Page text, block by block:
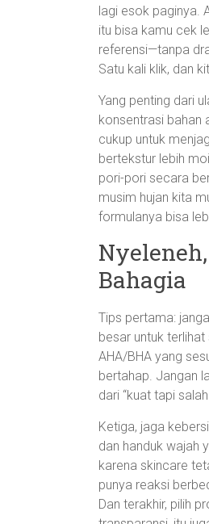
lagi esok paginya.
itu bisa kamu cek
referensi—tanpa
Satu kali klik, dan
Yang penting dari
konsentrasi bahan
cukup untuk
bertekstur lebih
pori-pori secara
musim hujan kita
formulanya bisa
Bahagia
Tips pertama:
besar untuk
AHA/BHA yang
bertahap. Jangan
dari “kuat tapi
Ketiga, jaga
dan handuk wajah
karena skincare
punya reaksi
Dan terakhir, pilih